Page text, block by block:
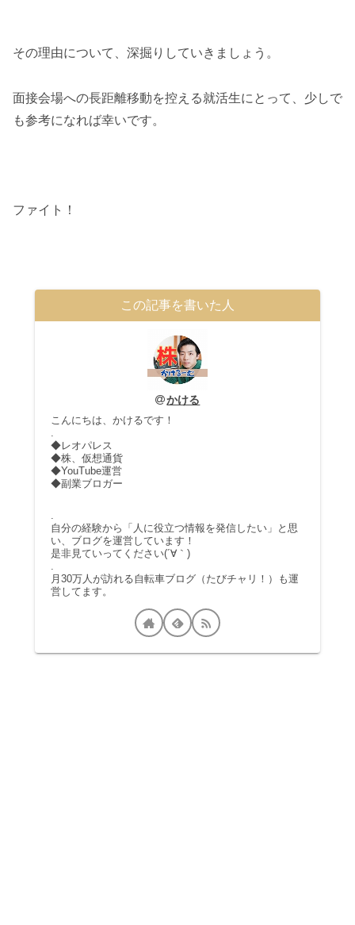
その理由について、深掘りしていきましょう。
面接会場への長距離移動を控える就活生にとって、少しで
も参考になれば幸いです。
ファイト！
この記事を書いた人
かける
こんにちは、かけるです！
.
◆レオパレス
◆株、仮想通貨
◆YouTube運営
◆副業ブロガー
自分の経験から「人に役立つ情報を発信したい」と思
い、ブログを運営しています！
是非見ていってください(´∀｀)
月30万人が訪れる自転車ブログ（たびチャリ！）も運
営してます。